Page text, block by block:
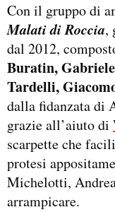
Con il gruppo di
Malati di Roccia,
dal 2012,
Buratin,
Tardelli,
dalla fidanzata di
grazie all’aiuto di
scarpette che
protesi
Michelotti,
arrampicare.